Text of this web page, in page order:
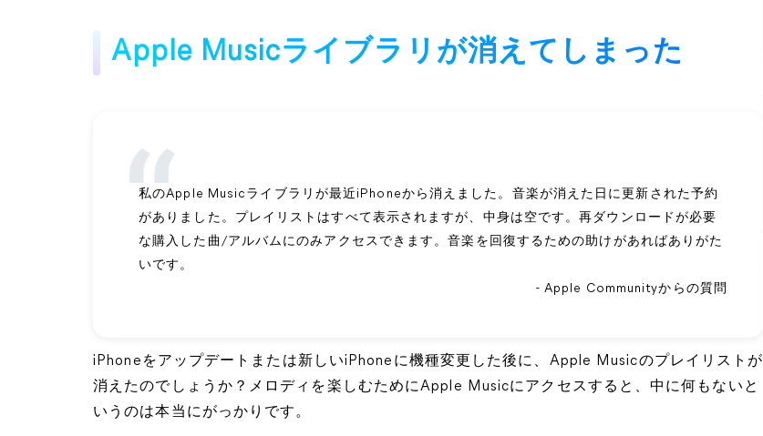
Apple Musicライブラリが消えてしまった
私のApple Musicライブラリが最近iPhoneから消えました。音楽が消えた日に更新された予約
がありました。プレイリストはすべて表示されますが、中身は空です。再ダウンロードが必要
な購入した曲/アルバムにのみアクセスできます。音楽を回復するための助けがあればありがた
いです。
- Apple Communityからの質問
iPhoneをアップデートまたは新しいiPhoneに機種変更した後に、Apple Musicのプレイリストが
消えたのでしょうか？メロディを楽しむためにApple Musicにアクセスすると、中に何もないと
いうのは本当にがっかりです。